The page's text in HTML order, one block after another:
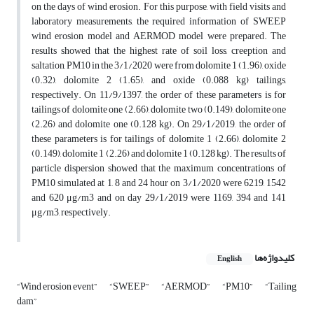
on the days of wind erosion. For this purpose, with field visits and
laboratory measurements, the required information of SWEEP
wind erosion model and AERMOD model were prepared. The
results showed that the highest rate of soil loss, creeption and
saltation, PM10 in the 3/1/2020 were from dolomite 1 (1.96), oxide
(0.32), dolomite 2 (1.65), and oxide (0.088 kg) tailings,
respectively. On 11/9/1397, the order of these parameters is for
tailings of dolomite one (2.66), dolomite two (0.149), dolomite one
(2.26) and dolomite one (0.128 kg). On 29/1/2019, the order of
these parameters is for tailings of dolomite 1 (2.66), dolomite 2
(0.149), dolomite 1 (2.26) and dolomite 1 (0.128 kg). The results of
particle dispersion showed that the maximum concentrations of
PM10 simulated at 1, 8 and 24 hour on 3/1/2020 were 6219, 1542
and 620 μg/m3 and on day 29/1/2019 were 1169, 394 and 141
μg/m3, respectively.
کلیدواژه‌ها English
“Wind erosion event” “SWEEP” “AERMOD” “PM10” “Tailing
dam”